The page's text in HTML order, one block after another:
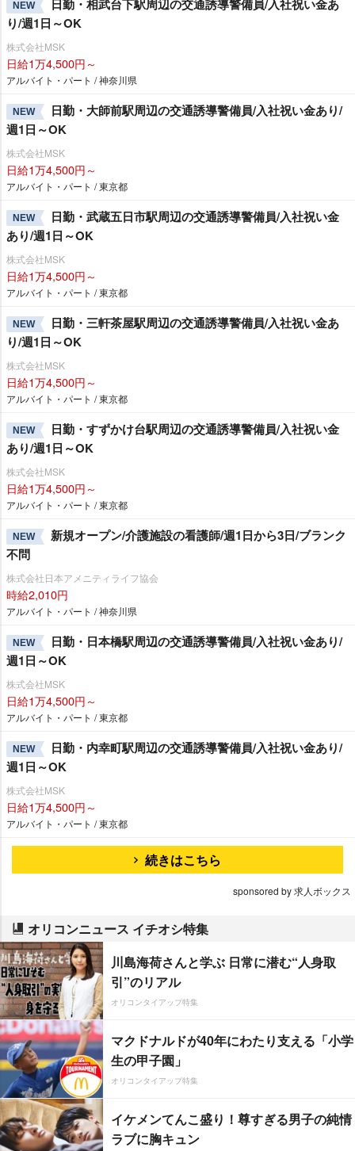
NEW
日勤・相武台下駅周辺の交通誘導警備員/入社祝い金あ
り/週1日～OK
株式会社MSK
日給1万4,500円～
アルバイト・パート / 神奈川県
NEW
日勤・大師前駅周辺の交通誘導警備員/入社祝い金あり/
週1日～OK
株式会社MSK
日給1万4,500円～
アルバイト・パート / 東京都
NEW
日勤・武蔵五日市駅周辺の交通誘導警備員/入社祝い金
あり/週1日～OK
株式会社MSK
日給1万4,500円～
アルバイト・パート / 東京都
NEW
日勤・三軒茶屋駅周辺の交通誘導警備員/入社祝い金あ
り/週1日～OK
株式会社MSK
日給1万4,500円～
アルバイト・パート / 東京都
NEW
日勤・すずかけ台駅周辺の交通誘導警備員/入社祝い金
あり/週1日～OK
株式会社MSK
日給1万4,500円～
アルバイト・パート / 東京都
NEW
新規オープン/介護施設の看護師/週1日から3日/ブランク
不問
株式会社日本アメニティライフ協会
時給2,010円
アルバイト・パート / 神奈川県
NEW
日勤・日本橋駅周辺の交通誘導警備員/入社祝い金あり/
週1日～OK
株式会社MSK
日給1万4,500円～
アルバイト・パート / 東京都
NEW
日勤・内幸町駅周辺の交通誘導警備員/入社祝い金あり/
週1日～OK
株式会社MSK
日給1万4,500円～
アルバイト・パート / 東京都
続きはこちら
sponsored by 求人ボックス
オリコンニュース イチオシ特集
川島海荷さんと学ぶ 日常に潜む“人身取
引”のリアル
オリコンタイアップ特集
マクドナルドが40年にわたり支える「小学
生の甲子園」
オリコンタイアップ特集
イケメンてんこ盛り！尊すぎる男子の純情
ラブに胸キュン